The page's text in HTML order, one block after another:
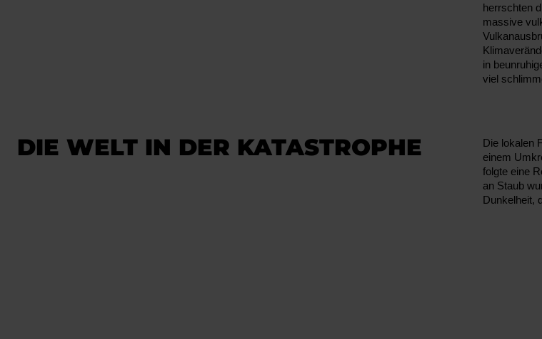
herrschten
massive
in
viel
DIE WELT IN DER KATASTROPHE
Die lokalen
einem
folgte eine
an Staub
Dunkelheit,